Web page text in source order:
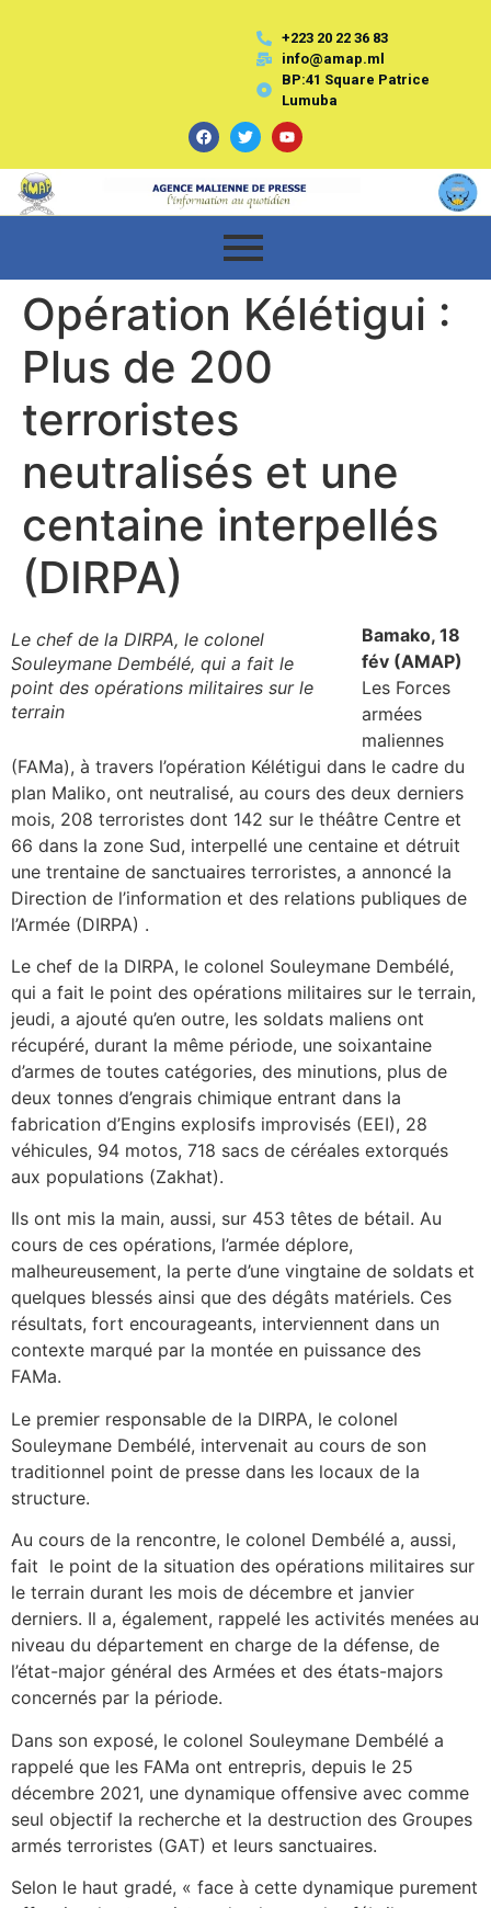
+223 20 22 36 83
info@amap.ml
BP:41 Square Patrice
Lumuba
Opération Kélétigui :
Plus de 200
terroristes
neutralisés et une
centaine interpellés
(DIRPA)
Le chef de la DIRPA, le colonel
Souleymane Dembélé, qui a fait le
point des opérations militaires sur le
terrain
Bamako, 18
fév (AMAP)
Les Forces
armées
maliennes
(FAMa), à travers l’opération Kélétigui dans le cadre du
plan Maliko, ont neutralisé, au cours des deux derniers
mois, 208 terroristes dont 142 sur le théâtre Centre et
66 dans la zone Sud, interpellé une centaine et détruit
une trentaine de sanctuaires terroristes, a annoncé la
Direction de l’information et des relations publiques de
l’Armée (DIRPA) .
Le chef de la DIRPA, le colonel Souleymane Dembélé,
qui a fait le point des opérations militaires sur le terrain,
jeudi, a ajouté qu’en outre, les soldats maliens ont
récupéré, durant la même période, une soixantaine
d’armes de toutes catégories, des minutions, plus de
deux tonnes d’engrais chimique entrant dans la
fabrication d’Engins explosifs improvisés (EEI), 28
véhicules, 94 motos, 718 sacs de céréales extorqués
aux populations (Zakhat).
Ils ont mis la main, aussi, sur 453 têtes de bétail. Au
cours de ces opérations, l’armée déplore,
malheureusement, la perte d’une vingtaine de soldats et
quelques blessés ainsi que des dégâts matériels. Ces
résultats, fort encourageants, interviennent dans un
contexte marqué par la montée en puissance des
FAMa.
Le premier responsable de la DIRPA, le colonel
Souleymane Dembélé, intervenait au cours de son
traditionnel point de presse dans les locaux de la
structure.
Au cours de la rencontre, le colonel Dembélé a, aussi,
fait le point de la situation des opérations militaires sur
le terrain durant les mois de décembre et janvier
derniers. Il a, également, rappelé les activités menées au
niveau du département en charge de la défense, de
l’état-major général des Armées et des états-majors
concernés par la période.
Dans son exposé, le colonel Souleymane Dembélé a
rappelé que les FAMa ont entrepris, depuis le 25
décembre 2021, une dynamique offensive avec comme
seul objectif la recherche et la destruction des Groupes
armés terroristes (GAT) et leurs sanctuaires.
Selon le haut gradé, « face à cette dynamique purement